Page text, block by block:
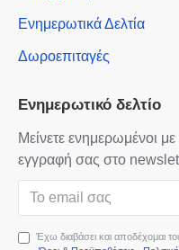
Ενημερωτικά Δελτία
Δωροεπιταγές
Ενημερωτικό δελτίο
Μείνετε ενημερωμένοι
εγγραφή σας στο
Έχω διαβάσει και αποδέχομαι